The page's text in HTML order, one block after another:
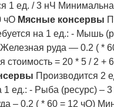
1 ед. / 3 нЧ
чО Мясные консервы
на 1 ед.: - Мышь
руда — 0.2 ( *
стоимость = 20 * 5 / 2 +
Производится 2
1 ед.: - Рыба (ресурс) –
– 0.2 ( * 60 = 12 чО)